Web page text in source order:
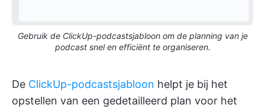
Gebruik de ClickUp-podcastsjabloon om de planning van je
podcast snel en efficiënt te organiseren.
De ClickUp-podcastsjabloon helpt je bij het
opstellen van een gedetailleerd plan voor het